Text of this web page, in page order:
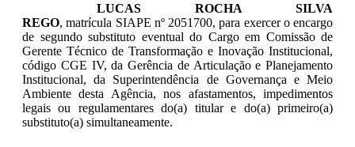
LUCAS ROCHA SILVA
REGO, matrícula SIAPE nº 2051700, para exercero encargo
de segundo substituto eventual do Cargo em Comissão de
Gerente Técnico de Transformação e Inovação Institucional,
código CGE IV, da Gerência de Articulação e Planejamento
Institucional, da Superintendência de Governança e Meio
Ambiente desta Agência, nos afastamentos, impedimentos
legais ou regulamentares do(a) titular e do(a) primeiro(a)
substituto(a) simultaneamente.